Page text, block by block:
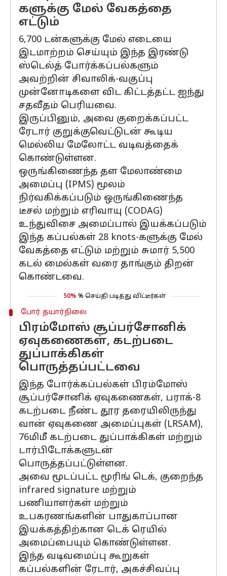
களுக்கு மேல் வேகத்தை
எட்டும்
6,700 டன்களுக்கு மேல் எடையை
இடமாற்றம் செய்யும் இந்த இரண்டு
ஸ்டெல்த் போர்க்கப்பல்களும்
அவற்றின் சிவாலிக்-வகுப்பு
முன்னோடிகளை விட கிட்டத்தட்ட ஐந்து
சதவீதம் பெரியவை.
இருப்பினும், அவை குறைக்கப்பட்ட
ரேடார் குறுக்குவெட்டுடன் கூடிய
மெல்லிய மேலோட்ட வடிவத்தைக்
கொண்டுள்ளன.
ஒருங்கிணைந்த தள மேலாண்மை
அமைப்பு (IPMS) மூலம்
நிர்வகிக்கப்படும் ஒருங்கிணைந்த
டீசல் மற்றும் எரிவாயு (CODAG)
உந்துவிசை அமைப்பால் இயக்கப்படும்
இந்த கப்பல்கள் 28 knots-களுக்கு மேல்
வேகத்தை எட்டும் மற்றும் சுமார் 5,500
கடல் மைல்கள் வரை தாங்கும் திறன்
கொண்டவை.
50% % செய்தி படித்து விட்டீர்கள்
போர் தயார்நிலை
பிரம்மோஸ் சூப்பர்சோனிக்
ஏவுகணைகள், கடற்படை
துப்பாக்கிகள்
பொருத்தப்பட்டவை
இந்த போர்க்கப்பல்கள் பிரம்மோஸ்
சூப்பர்சோனிக் ஏவுகணைகள், பராக்-8
கடற்படை நீண்ட தூர தரையிலிருந்து
வான் ஏவுகணை அமைப்புகள் (LRSAM),
76மிமீ கடற்படை துப்பாக்கிகள் மற்றும்
டார்பிடோக்களுடன்
பொருத்தப்பட்டுள்ளன.
அவை மூடப்பட்ட மூரிங் டெக், குறைந்த
infrared signature மற்றும்
பணியாளர்கள் மற்றும்
உபகரணங்களின் பாதுகாப்பான
இயக்கத்திற்கான டெக் ரெயில்
அமைப்பையும் கொண்டுள்ளன.
இந்த வடிவமைப்பு கூறுகள்
கப்பல்களின் ரேடார், அகச்சிவப்பு